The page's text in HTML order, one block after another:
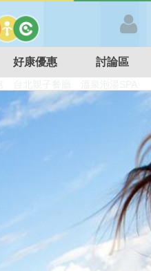
好康優惠 討論區
餐廳 溫泉泡湯SPA